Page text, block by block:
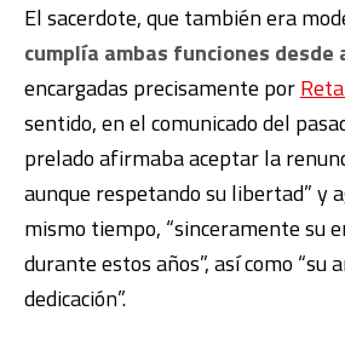
El sacerdote, que también era
cumplía ambas funciones desde
encargadas precisamente por
sentido, en el comunicado del
prelado afirmaba aceptar la
aunque respetando su libertad” y
mismo tiempo, “sinceramente su
durante estos años”, así como “su
dedicación”.